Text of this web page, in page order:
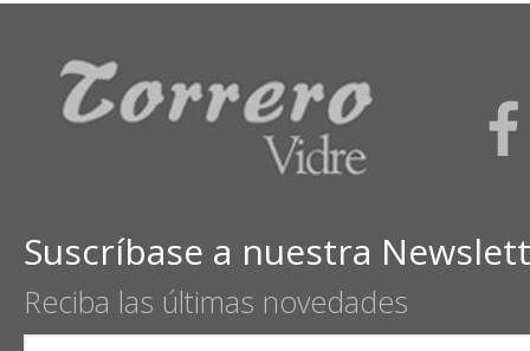
Suscríbase a nuestra
Reciba las últimas novedades